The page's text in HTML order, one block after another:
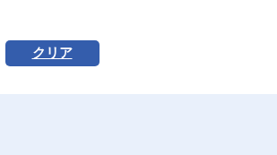
クリア